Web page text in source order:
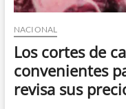
NACIONAL
Los cortes de
convenientes
revisa sus